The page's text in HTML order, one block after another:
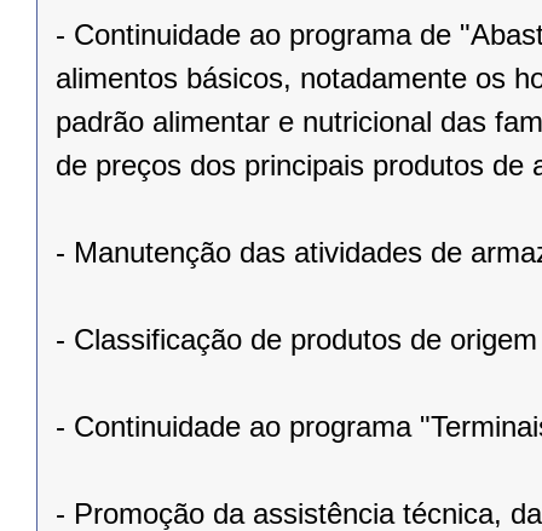
- Continuidade ao programa de
alimentos básicos, notadamente os
padrão alimentar e nutricional das
de preços dos principais produtos de
- Manutenção das atividades de
- Classificação de produtos de
- Continuidade ao programa
- Promoção da assistência técnica,